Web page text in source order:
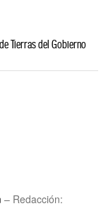
Tierras del Gobierno
– Redacción: